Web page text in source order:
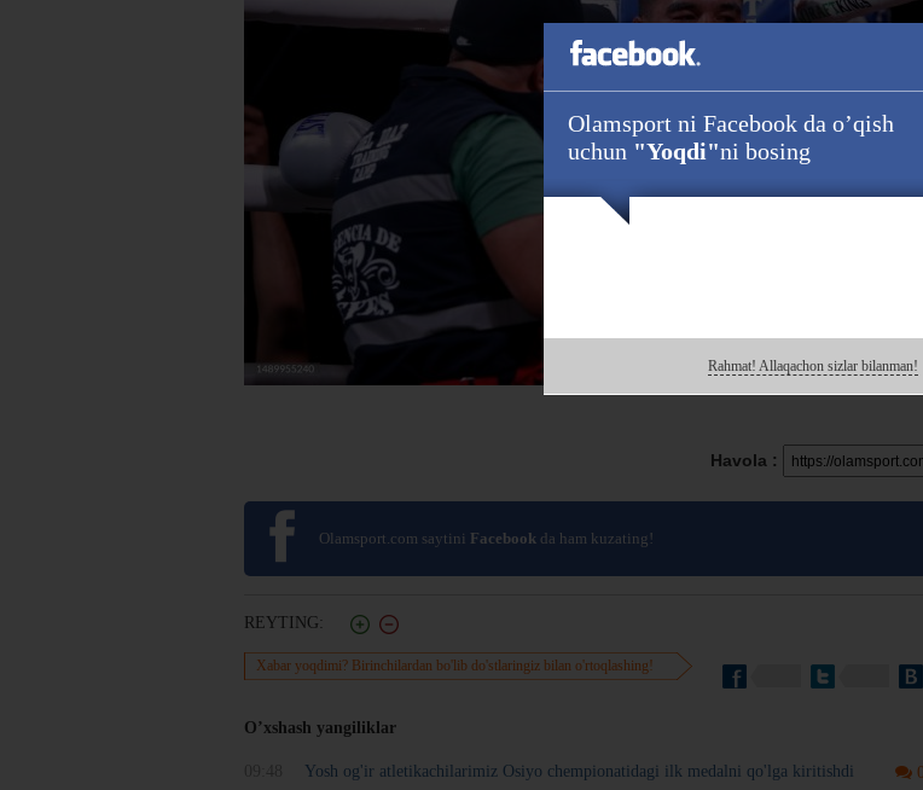
Havola :
Olamsport.com saytini Facebook da ham kuzating!
REYTING:
Xabar yoqdimi? Birinchilardan bo'lib do'stlaringiz bilan o'rtoqlashing!
O’xshash yangiliklar
Yosh og'ir atletikachilarimiz Osiyo chempionatidagi ilk medalni qo'lga kiritishdi
Olamsport ni Facebook da o’qish
uchun "Yoqdi"ni bosing
Rahmat! Allaqachon sizlar bilanman!